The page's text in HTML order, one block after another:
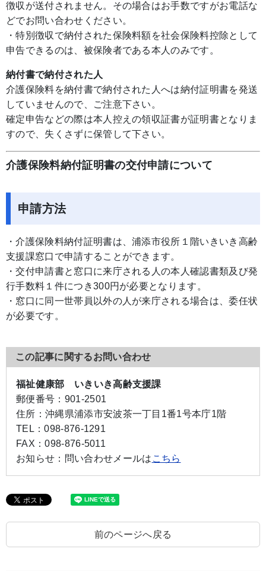
徴収が送付されません。その場合はお手数ですがお電話な
どでお問い合わせください。
・特別徴収で納付された保険料額を社会保険料控除として
申告できるのは、被保険者である本人のみです。
納付書で納付された人
介護保険料を納付書で納付された人へは納付証明書を発送
していませんので、ご注意下さい。
確定申告などの際は本人控えの領収証書が証明書となりま
すので、失くさずに保管して下さい。
介護保険料納付証明書の交付申請について
申請方法
・介護保険料納付証明書は、浦添市役所１階いきいき高齢
支援課窓口で申請することができます。
・交付申請書と窓口に来庁される人の本人確認書類及び発
行手数料１件につき300円が必要となります。
・窓口に同一世帯員以外の人が来庁される場合は、委任状
が必要です。
この記事に関するお問い合わせ
福祉健康部 いきいき高齢支援課
郵便番号： 901-2501
住所： 沖縄県浦添市安波茶一丁目1番1号本庁1階
TEL：098-876-1291
FAX：098-876-5011
お知らせ： 問い合わせメールは こちら
前のページへ戻る